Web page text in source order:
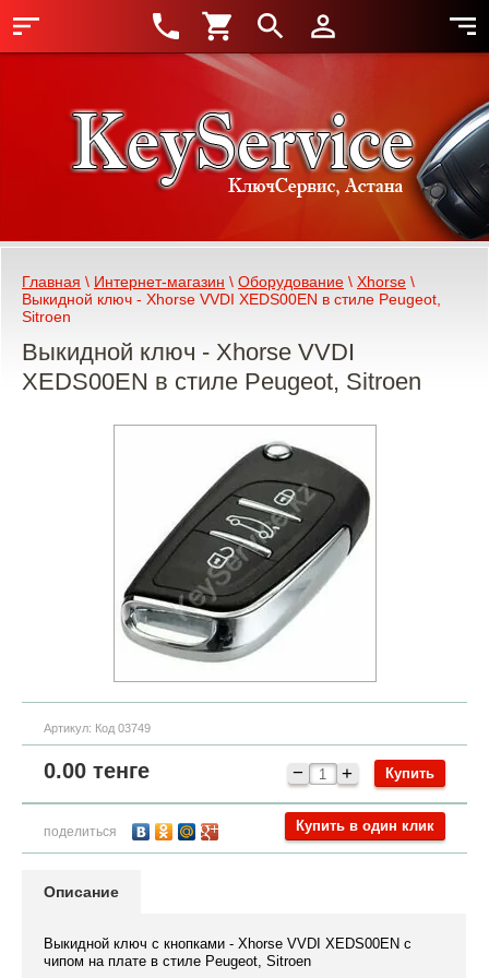
Главная \ Интернет-магазин \ Оборудование \ Xhorse \
Выкидной ключ - Xhorse VVDI XEDS00EN в стиле Peugeot,
Sitroen
Выкидной ключ - Xhorse VVDI
XEDS00EN в стиле Peugeot, Sitroen
Артикул: Код 03749
0.00 тенге − +
поделиться Купить в один клик
Описание
Выкидной ключ с кнопками - Xhorse VVDI XEDS00EN с
чипом на плате в стиле Peugeot, Sitroen